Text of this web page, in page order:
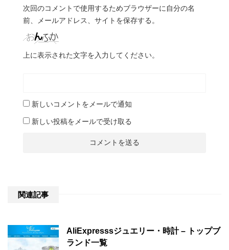
次回のコメントで使用するためブラウザーに自分の名
前、メールアドレス、サイトを保存する。
上に表示された文字を入力してください。
新しいコメントをメールで通知
新しい投稿をメールで受け取る
関連記事
AliExpresssジュエリー・時計 – トップブ
ランド一覧